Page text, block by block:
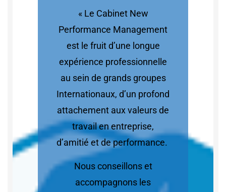
« Le Cabinet New
Performance Management
est le fruit d’une longue
expérience professionnelle
au sein de grands groupes
Internationaux, d’un profond
attachement aux valeurs de
travail en entreprise,
d’amitié et de performance.
Nous conseillons et
accompagnons les